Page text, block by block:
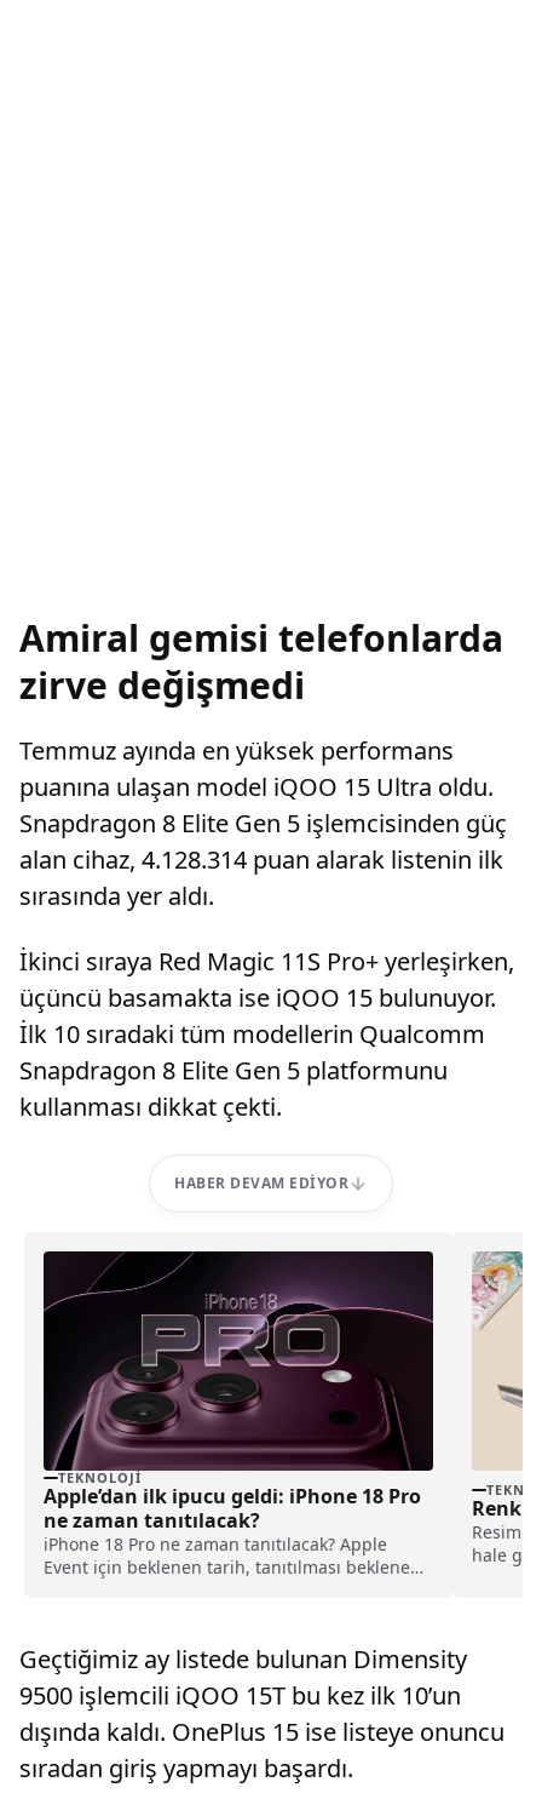
Amiral gemisi telefonlarda
zirve değişmedi
Temmuz ayında en yüksek performans
puanına ulaşan model iQOO 15 Ultra oldu.
Snapdragon 8 Elite Gen 5 işlemcisinden güç
alan cihaz, 4.128.314 puan alarak listenin ilk
sırasında yer aldı.
İkinci sıraya Red Magic 11S Pro+ yerleşirken,
üçüncü basamakta ise iQOO 15 bulunuyor.
İlk 10 sıradaki tüm modellerin Qualcomm
Snapdragon 8 Elite Gen 5 platformunu
kullanması dikkat çekti.
HABER DEVAM EDIYOR
TEKNOLOJI
Apple’dan ilk ipucu geldi: iPhone 18 Pro
ne zaman tanıtılacak?
iPhone 18 Pro ne zaman tanıtılacak? Apple
Event için beklenen tarih, tanıtılması beklenen
Resim
hale
Geçtiğimiz ay listede bulunan Dimensity
9500 işlemcili iQOO 15T bu kez ilk 10’un
dışında kaldı. OnePlus 15 ise listeye onuncu
sıradan giriş yapmayı başardı.